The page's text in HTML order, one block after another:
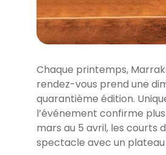
Chaque printemps,
rendez-vous prend une
quarantième édition.
l’événement confirme
mars au 5 avril, les courts
spectacle avec un